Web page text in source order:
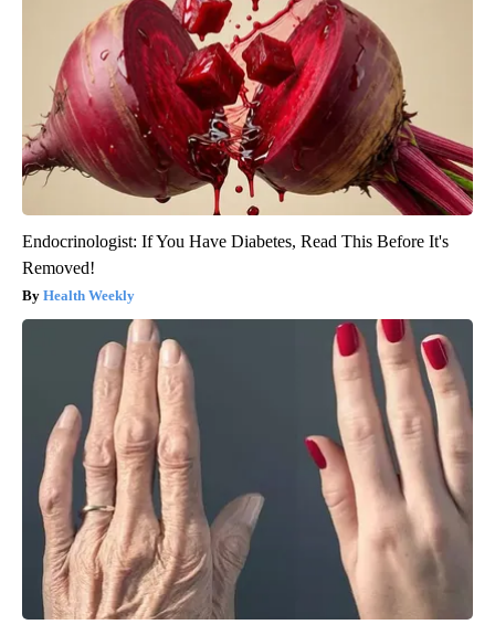
Endocrinologist: If You Have Diabetes, Read This Before It's
Removed!
Health Weekly